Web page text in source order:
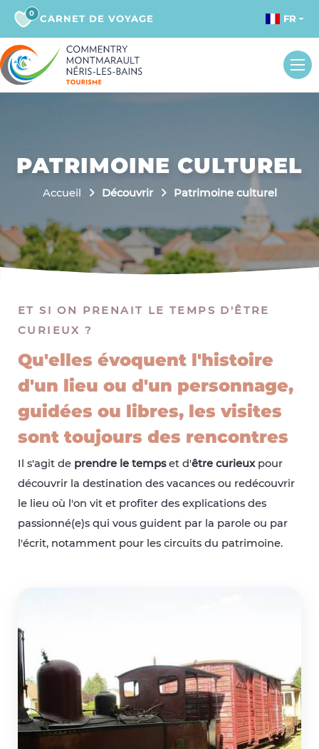
0 CARNET DE VOYAGE FR
PATRIMOINE CULTUREL
Accueil Découvrir Patrimoine culturel
ET SI ON PRENAIT LE TEMPS D'ÊTRE
CURIEUX ?
Qu'elles évoquent l'histoire
d'un lieu ou d'un personnage,
guidées ou libres, les visites
sont toujours des rencontres
Il s'agit de prendre le tempset d'être curieuxpour
découvrir la destination des vacances ou redécouvrir
le lieu où l'on vit et profiter des explications des
passionné(e)s qui vous guident par la parole ou par
l'écrit, notamment pour les circuits du patrimoine.